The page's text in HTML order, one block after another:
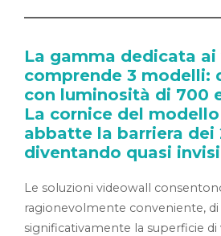
La gamma dedicata
comprende 3 modelli:
con luminosità di 700
La cornice del
abbatte la barriera dei
diventando quasi
Le soluzioni videowall
ragionevolmente conveniente,
significativamente la superficie di